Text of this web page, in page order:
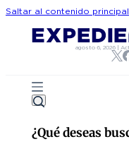
Saltar al contenido principal
agosto 6, 2026|
¿Qué deseas